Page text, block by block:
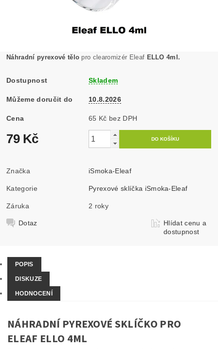
Náhradní pyrexové tělo pro clearomizér Eleaf ELLO 4ml.
Dostupnost Skladem
Můžeme doručit do 10.8.2026
Cena 65 Kč bez DPH
79 Kč
Značka iSmoka-Eleaf
Kategorie Pyrexové sklíčka iSmoka-Eleaf
Záruka 2 roky
Dotaz
Hlídat cenu a
dostupnost
POPIS
DISKUZE
HODNOCENÍ
NÁHRADNÍ PYREXOVÉ SKLÍČKO PRO
ELEAF ELLO 4ML